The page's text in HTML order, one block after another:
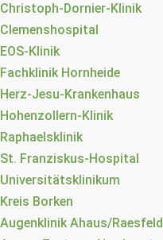
Christoph-Dornier-Klinik
Clemenshospital
EOS-Klinik
Fachklinik Hornheide
Herz-Jesu-Krankenhaus
Hohenzollern-Klinik
Raphaelsklinik
St. Franziskus-Hospital
Universitätsklinikum
Kreis Borken
Augenklinik Ahaus/Raesfeld